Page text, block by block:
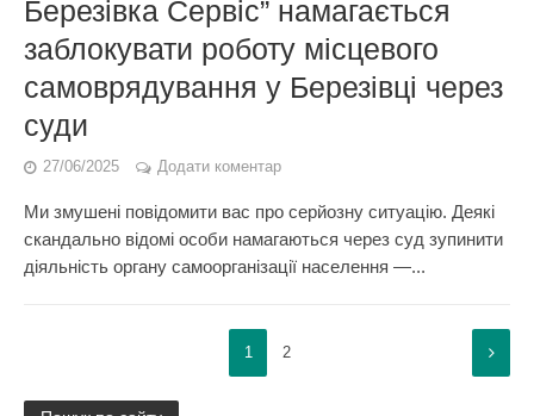
Березівка Сервіс” намагається
заблокувати роботу місцевого
самоврядування у Березівці через
суди
27/06/2025 Додати коментар
Ми змушені повідомити вас про серйозну ситуацію. Деякі
скандально відомі особи намагаються через суд зупинити
діяльність органу самоорганізації населення —...
1 2